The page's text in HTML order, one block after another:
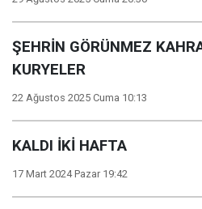
ŞEHRİN GÖRÜNMEZ
KURYELER
22 Ağustos 2025 Cuma 10:13
KALDI İKİ HAFTA
17 Mart 2024 Pazar 19:42